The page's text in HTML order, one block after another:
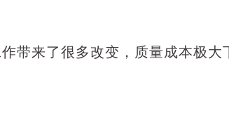
带来了很多改变，质量成本极大